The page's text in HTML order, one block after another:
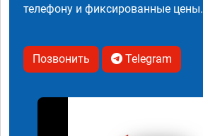
телефону и фиксированные цены.
Позвонить Telegram